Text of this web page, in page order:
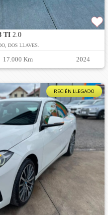
TI 2.0
DOS LLAVES.
17.000 Km 2024
RECIÉN LLEGADO